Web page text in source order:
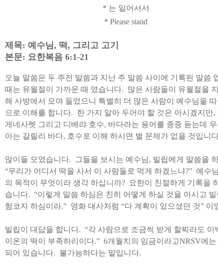
* 는 일어서서
* Please stand
제목: 예수님 , 떡 , 그리고 고기
본문: 요한복음 6:1-21
오늘 말씀은 두 주전 말씀과 지난 주 말씀 사이에 기록된 말씀
때는 유월절이 가까운 때 였습니다. 많은 사람들이 유월절을
해 사방에서 모여 들었으니 특별히 더 많은 사람이 예수님을
으로 이해를 합니다. 한 가지 알아 두어야 할 것은 아시겠지만,
게네사렛 그리고 디베랴 호수, 바다라는 용어를 종종 듣는데
아는 갈릴리 바다, 호수로 이해 하시면 별 문제가 없을 것입니
많이들 모였습니다. 그들을 보시는 예수님, 빌립에게 말씀을
“우리가 어디서 떡을 사서 이 사람들로 먹게 하겠느냐?” 예수
의 목적이 무엇이라 생각 하십니까? 요한이 친절하게 기록을
습니다. “이렇게 말씀 하심은 친히 어떻게 하실 것을 아시고
험코자 하심이라.” 영화 대사처럼 “다 계획이 있으셨던 것” 이
빌립이 대답을 합니다. “각 사람으로 조금씩 받게 할찌라도 이
이온의 떡이 부족하리이다.” 6개월치의 임금이라고NRSV에
되어 있습니다. 불가능하다는 말입니다.